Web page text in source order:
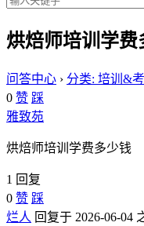
烘焙师培训学费
问答中心 › 分类: 培训&
0 赞 踩
雅致苑
烘焙师培训学费多少钱
1 回复
0 赞 踩
烂人 回复于 2026-06-04